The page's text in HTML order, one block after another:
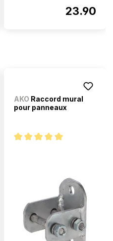
23.90
AKO Raccord mural
pour panneaux